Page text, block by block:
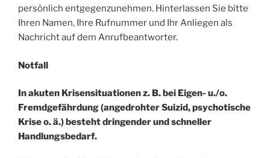
persönlich entgegenzunehmen. Hinterlassen Sie bitte
Ihren Namen, Ihre Rufnummer und Ihr Anliegen als
Nachricht auf dem Anrufbeantworter.
Notfall
In akuten Krisensituationen z. B. bei Eigen- u./o.
Fremdgefährdung (angedrohter Suizid, psychotische
Krise o. ä.) besteht dringender und schneller
Handlungsbedarf.